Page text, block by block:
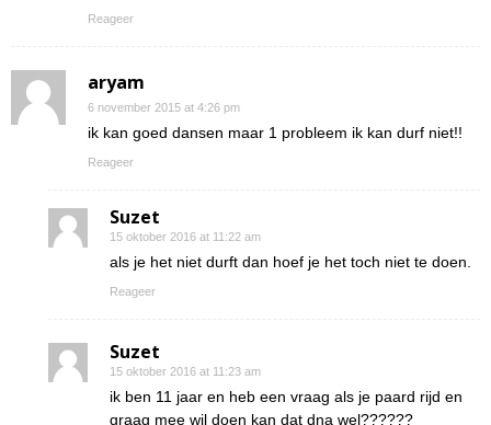
Reageer
aryam
6 november 2015 at 4:26 pm
ik kan goed dansen maar 1 probleem ik kan durf niet!!
Reageer
Suzet
15 oktober 2016 at 11:22 am
als je het niet durft dan hoef je het toch niet te doen.
Reageer
Suzet
15 oktober 2016 at 11:23 am
ik ben 11 jaar en heb een vraag als je paard rijd en
graag mee wil doen kan dat dna wel??????